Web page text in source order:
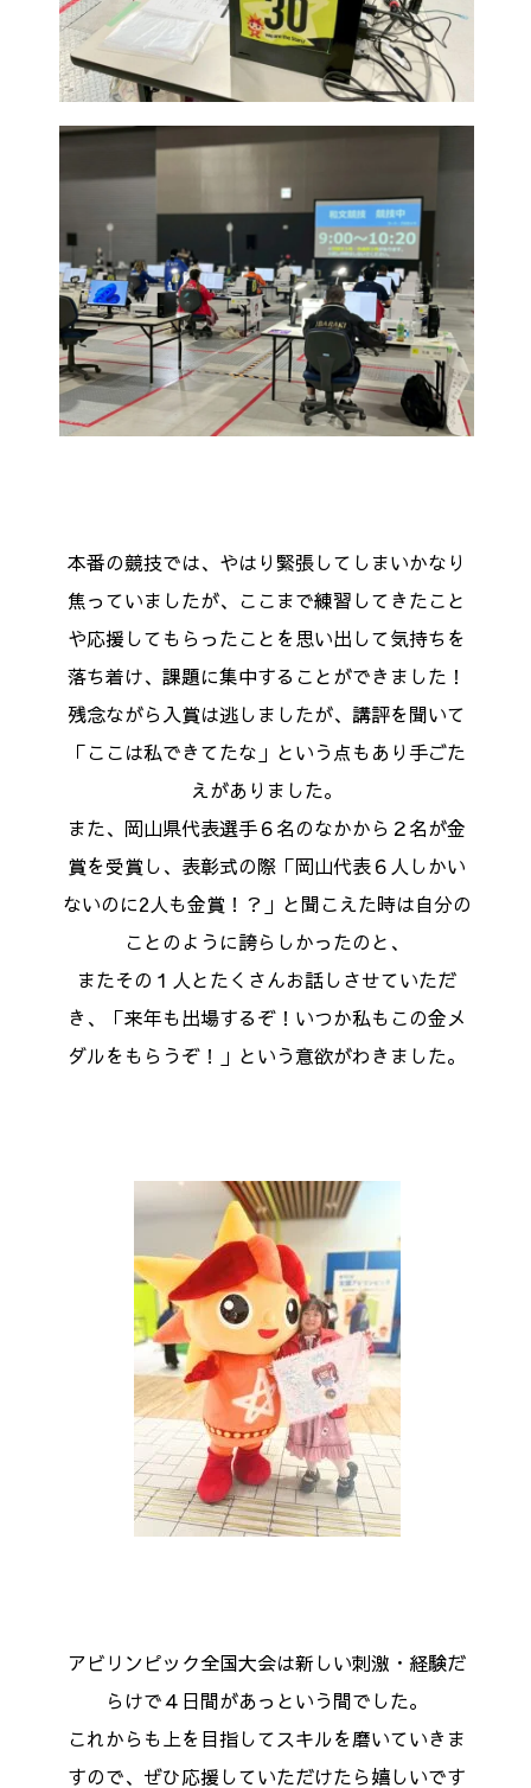
本番の競技では、やはり緊張してしまいかなり
焦っていましたが、ここまで練習してきたこと
や応援してもらったことを思い出して気持ちを
落ち着け、課題に集中することができました！
残念ながら入賞は逃しましたが、講評を聞いて
「ここは私できてたな」という点もあり手ごた
えがありました。
また、岡山県代表選手６名のなかから２名が金
賞を受賞し、表彰式の際「岡山代表６人しかい
ないのに2人も金賞！？」と聞こえた時は自分の
ことのように誇らしかったのと、
またその１人とたくさんお話しさせていただ
き、「来年も出場するぞ！いつか私もこの金メ
ダルをもらうぞ！」という意欲がわきました。
アビリンピック全国大会は新しい刺激・経験だ
らけで４日間があっという間でした。
これからも上を目指してスキルを磨いていきま
すので、ぜひ応援していただけたら嬉しいです